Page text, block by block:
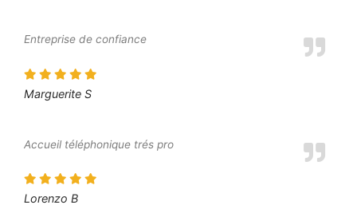
Entreprise de confiance
Marguerite S
Accueil téléphonique trés pro
Lorenzo B